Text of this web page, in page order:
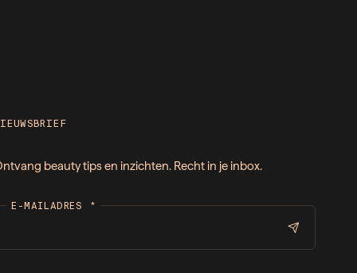
beauty tips en inzichten. Recht in je inbox.
E-MAILADRES *